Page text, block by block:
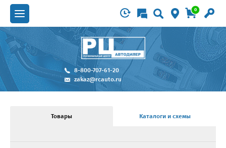
0
8-800-707-61-20
zakaz@rcauto.ru
Товары Каталоги и схемы